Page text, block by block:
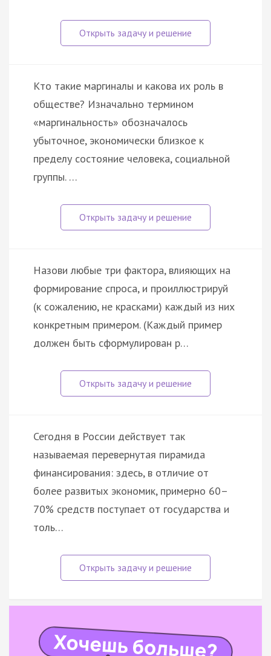
Кто такие маргиналы и какова их роль в
обществе? Изначально термином
«маргинальность» обозначалось
убыточное, экономически близкое к
пределу состояние человека, социальной
группы. …
Назови любые три фактора, влияющих на
формирование спроса, и проиллюстрируй
(к сожалению, не красками) каждый из них
конкретным примером. (Каждый пример
должен быть сформулирован р…
Сегодня в России действует так
называемая перевернутая пирамида
финансирования: здесь, в отличие от
более развитых экономик, примерно 60–
70% средств поступает от государства и
толь…